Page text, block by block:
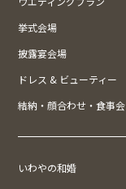
挙式会場
披露宴会場
ドレス & ビューティー
結納・顔合わせ・食事会
いわやの和婚